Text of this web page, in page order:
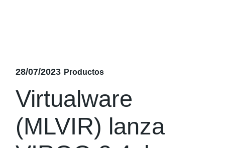
28/07/2023 Productos
Virtualware
(MLVIR) lanza